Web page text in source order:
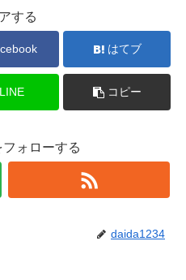
する
はてブ
LINE コピー
ォローする
daida1234